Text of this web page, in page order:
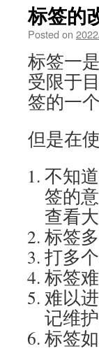
标签的
Posted on
标签一
受限于
签的一
但是在
不知
签的
查看
标签
打多
标签
难以
记维护
标签